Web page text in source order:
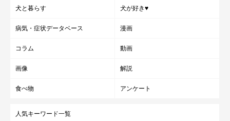
犬と暮らす 犬が好き♥
病気・症状データベース 漫画
コラム 動画
画像 解説
食べ物 アンケート
人気キーワード一覧